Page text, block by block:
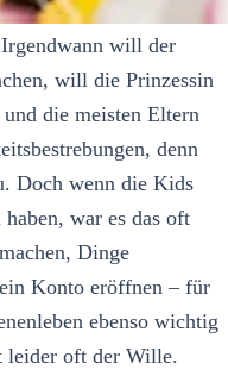
will der
will die Prinzessin
die meisten Eltern
denn
Doch wenn die Kids
war es das oft
Dinge
Konto eröffnen – für
ebenso wichtig
leider oft der Wille.